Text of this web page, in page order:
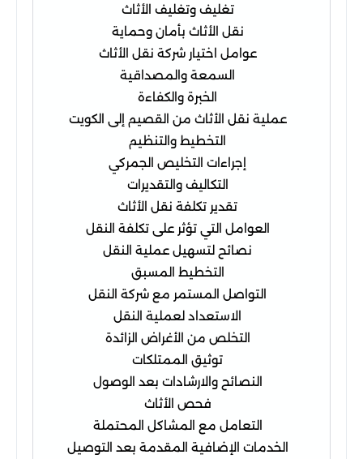
تغليف وتغليف الأثاث
نقل الأثاث بأمان وحماية
عوامل اختيار شركة نقل الأثاث
السمعة والمصداقية
الخبرة والكفاءة
عملية نقل الأثاث من القصيم إلى الكويت
التخطيط والتنظيم
إجراءات التخليص الجمركي
التكاليف والتقديرات
تقدير تكلفة نقل الأثاث
العوامل التي تؤثر على تكلفة النقل
نصائح لتسهيل عملية النقل
التخطيط المسبق
التواصل المستمر مع شركة النقل
الاستعداد لعملية النقل
التخلص من الأغراض الزائدة
توثيق الممتلكات
النصائح والارشادات بعد الوصول
فحص الأثاث
التعامل مع المشاكل المحتملة
الخدمات الإضافية المقدمة بعد التوصيل